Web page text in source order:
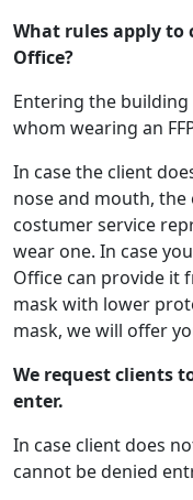
What rules apply to
Office?
Entering the
whom wearing an
In case the client
nose and mouth,
costumer service
wear one. In case
Office can provide it
mask with lower
mask, we will offer
We request clients
enter.
In case client does
cannot be denied